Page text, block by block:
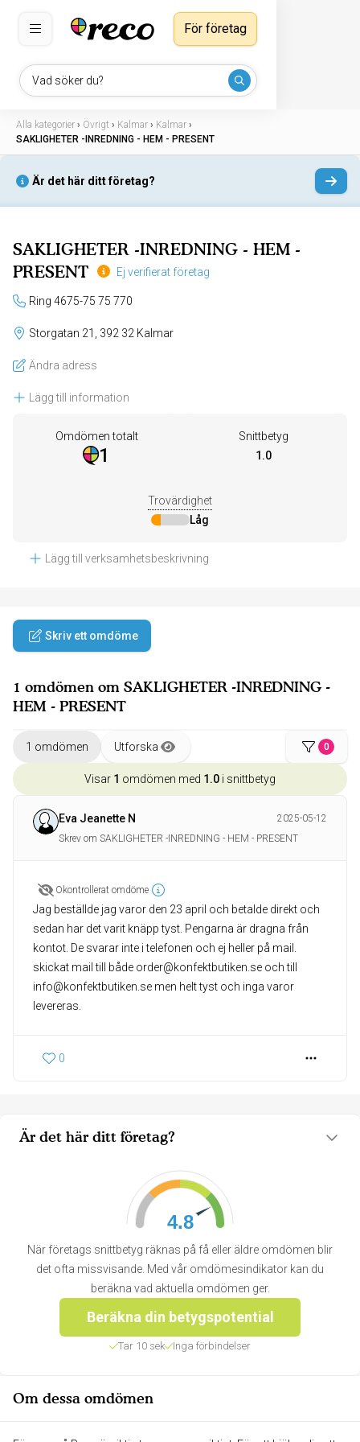
Vad söker du?
För företag
Alla kategorier › Övrigt › Kalmar › Kalmar ›
SAKLIGHETER -INREDNING - HEM - PRESENT
Är det här ditt företag?
SAKLIGHETER -INREDNING - HEM -
PRESENT
Ej verifierat företag
Ring 4675-75 75 770
Storgatan 21, 392 32 Kalmar
Ändra adress
Lägg till information
Omdömen totalt
1
Snittbetyg
1.0
Trovärdighet
Låg
Lägg till verksamhetsbeskrivning
Är det här ditt företag?
4.8
När företags snittbetyg räknas på få eller äldre omdömen blir
det ofta missvisande. Med vår omdömesindikator kan du
beräkna vad aktuella omdömen ger.
Beräkna din betygspotential
Tar 10 sek Inga förbindelser
Om dessa omdömen
Skriv ett omdöme
1 omdömen om SAKLIGHETER -INREDNING -
HEM - PRESENT
1 omdömen Utforska 0
Visar 1 omdömen med 1.0 i snittbetyg
Eva Jeanette N
2025-05-12
Skrev om SAKLIGHETER -INREDNING - HEM - PRESENT
Okontrollerat omdöme
Jag beställde jag varor den 23 april och betalde direkt och
sedan har det varit knäpp tyst. Pengarna är dragna från
kontot. De svarar inte i telefonen och ej heller på mail.
skickat mail till både order@konfektbutiken.se och till
info@konfektbutiken.se men helt tyst och inga varor
levereras.
0